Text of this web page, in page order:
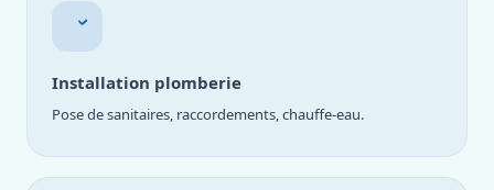
Installation plomberie
Pose de sanitaires, raccordements, chauffe-eau.